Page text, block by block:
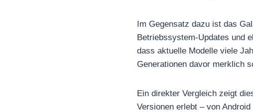
Im Gegensatz dazu ist das
Betriebssystem-Updates und
dass aktuelle Modelle viele
Generationen davor merklich
Ein direkter Vergleich zeigt
Versionen erlebt – von